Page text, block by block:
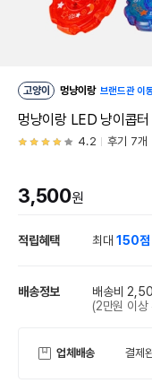
고양이 멍냥이랑 브랜드관 이
멍냥이랑 LED 냥이콥
4.2 후기 7개
3,500원
적립혜택 최대150점
배송정보
배송비
(2만원 이상
업체배송 결제